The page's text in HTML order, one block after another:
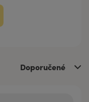
Doporučené